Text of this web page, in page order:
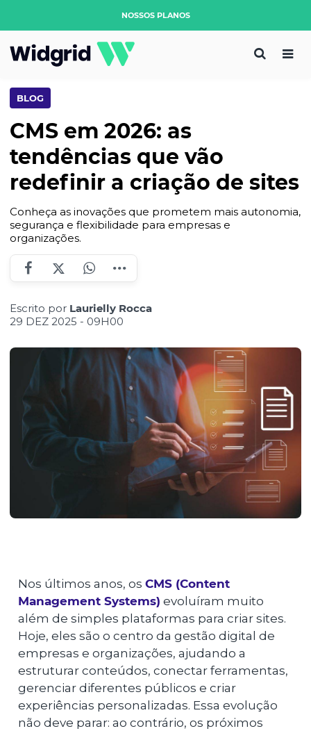
NOSSOS PLANOS
BLOG
CMS em 2026: as
tendências que vão
redefinir a criação de sites
Conheça as inovações que prometem mais autonomia,
segurança e flexibilidade para empresas e
organizações.
Escrito por Laurielly Rocca
29 DEZ 2025 - 09H00
Nos últimos anos, os CMS (Content
Management Systems) evoluíram muito
além de simples plataformas para criar sites.
Hoje, eles são o centro da gestão digital de
empresas e organizações, ajudando a
estruturar conteúdos, conectar ferramentas,
gerenciar diferentes públicos e criar
experiências personalizadas. Essa evolução
não deve parar: ao contrário, os próximos